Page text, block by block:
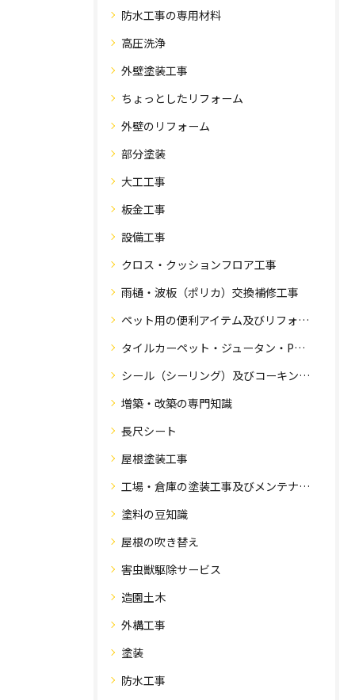
防水工事の専用材料
高圧洗浄
外壁塗装工事
ちょっとしたリフォーム
外壁のリフォーム
部分塗装
大工工事
板金工事
設備工事
クロス・クッションフロア工事
雨樋・波板（ポリカ）交換補修工事
ペット用の便利アイテム及びリフォーム工事
タイルカーペット・ジュータン・Pタイル・床・フローリング工事
シール（シーリング）及びコーキング工事の専門知識
増築・改築の専門知識
長尺シート
屋根塗装工事
工場・倉庫の塗装工事及びメンテナンス
塗料の豆知識
屋根の吹き替え
害虫獣駆除サービス
造園土木
外構工事
塗装
防水工事